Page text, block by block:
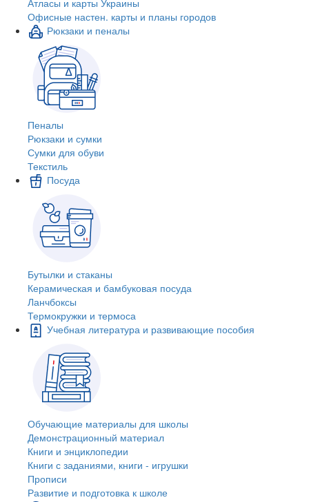
Офисные настен. карты и планы городов
Рюкзаки и пеналы
Пеналы
Рюкзаки и сумки
Сумки для обуви
Текстиль
Посуда
Бутылки и стаканы
Керамическая и бамбуковая посуда
Ланчбоксы
Термокружки и термоса
Учебная литература и развивающие пособия
Обучающие материалы для школы
Демонстрационный материал
Книги и энциклопедии
Книги с заданиями, книги - игрушки
Прописи
Развитие и подготовка к школе